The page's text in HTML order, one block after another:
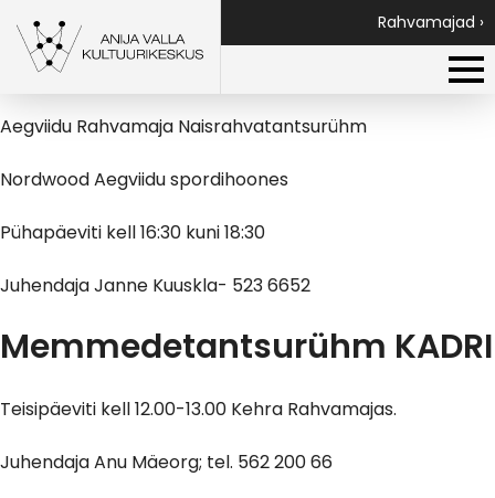
Rahvamajad ›
Aegviidu Rahvamaja
Naisrahvatantsurühm
Aegviidu Rahvamaja Naisrahvatantsurühm
Nordwood Aegviidu spordihoones
Pühapäeviti kell 16:30 kuni 18:30
Juhendaja Janne Kuuskla- 523 6652
Memmedetantsurühm KADRI
Teisipäeviti kell 12.00-13.00 Kehra Rahvamajas.
Juhendaja Anu Mäeorg; tel. 562 200 66